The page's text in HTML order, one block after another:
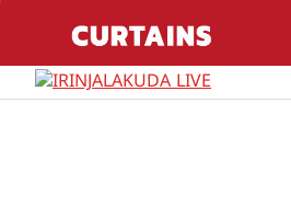
content